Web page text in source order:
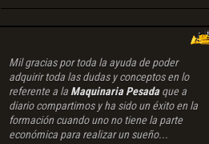
Mil gracias por toda la ayuda de poder
adquirir toda las dudas y conceptos en lo
referente a la Maquinaria Pesadaque a
diario compartimos y ha sido un éxito en la
formación cuando uno no tiene la parte
económica para realizar un sueño...